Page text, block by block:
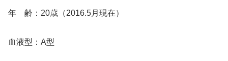
年 齢：20歳（2016.5月現在）
血液型：A型